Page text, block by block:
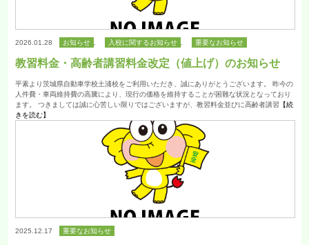
2026.01.28 お知らせ 入校に関するお知らせ 重要なお知らせ
教習料金・高齢者講習料金改定（値上げ）のお知らせ
平素より茨城県自動車学校土浦校をご利用いただき、誠にありがとうございます。 昨今の
人件費・車両維持費の高騰により、現行の価格を維持することが困難な状況となっており
ます。 つきましては誠に心苦しい限りではございますが、教習料金並びに高齢者講習 【続
きを読む】
2025.12.17 重要なお知らせ